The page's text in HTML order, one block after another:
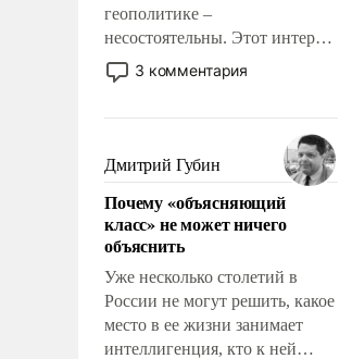
геополитике –
несостоятельны. Этот интерес
рационален и прагматичен. Он
обусловлен тысячелетним
фундаментальным знанием,
что мировая политика имеет
свойство заявляться на порог
нашего дома.
3 комментария
Дмитрий Губин
Почему «объясняющий
класс» не может ничего
объяснить
Уже несколько столетий в
России не могут решить, какое
место в ее жизни занимает
интеллигенция, кто к ней